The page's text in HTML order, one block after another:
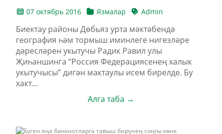
07 октябрь 2016 Язмалар Admin
Биектау районы Дөбьяз урта мәктәбендә
география һәм тормыш иминлеге нигезләре
дәресләрен укытучы Радик Равил улы
Җиһаншинга “Россия Федерациясенең халык
укытучысы” дигән мактаулы исем бирелде. Бу
хакт...
Алга таба →